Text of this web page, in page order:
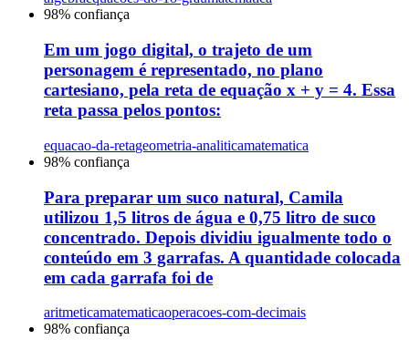
98% confiança
Em um jogo digital, o trajeto de um
personagem é representado, no plano
cartesiano, pela reta de equação x + y = 4. Essa
reta passa pelos pontos:
equacao-da-retageometria-analiticamatematica
98% confiança
Para preparar um suco natural, Camila
utilizou 1,5 litros de água e 0,75 litro de suco
concentrado. Depois dividiu igualmente todo o
conteúdo em 3 garrafas. A quantidade colocada
em cada garrafa foi de
aritmeticamatematicaoperacoes-com-decimais
98% confiança